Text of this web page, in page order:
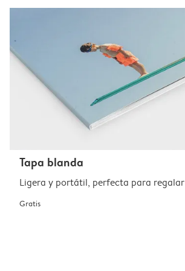
Tapa blanda
Ligera y portátil, perfecta para regalar
Gratis